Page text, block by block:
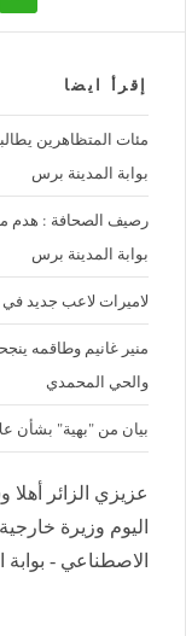
إقرأ ايضا
مئات المتظاهرين
بوابة المدينة برس
رصيف الصحافة : هدم
بوابة المدينة برس
لاميرات لاعب جديد
منير غانيم وطاقمه
والحي المحمدي
بيان من "بهية" بشأن
عزيزي الزائر
اليوم وزيرة
الاصطناعي -